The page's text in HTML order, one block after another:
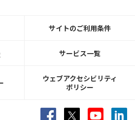
サイトのご利用条件
サービス一覧
ウェブアクセシビリティ
ポリシー